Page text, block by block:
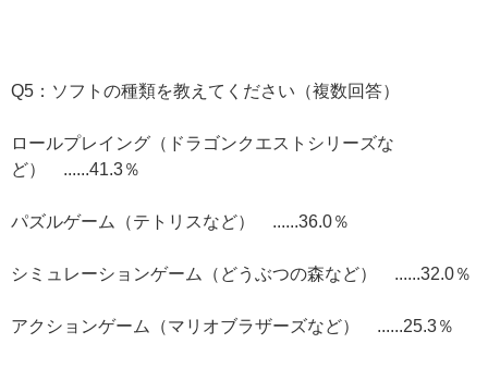
Q5：ソフトの種類を教えてください（複数回答）
ロールプレイング（ドラゴンクエストシリーズな
ど） ......41.3％
パズルゲーム（テトリスなど） ......36.0％
シミュレーションゲーム（どうぶつの森など） ......32.0％
アクションゲーム（マリオブラザーズなど） ......25.3％